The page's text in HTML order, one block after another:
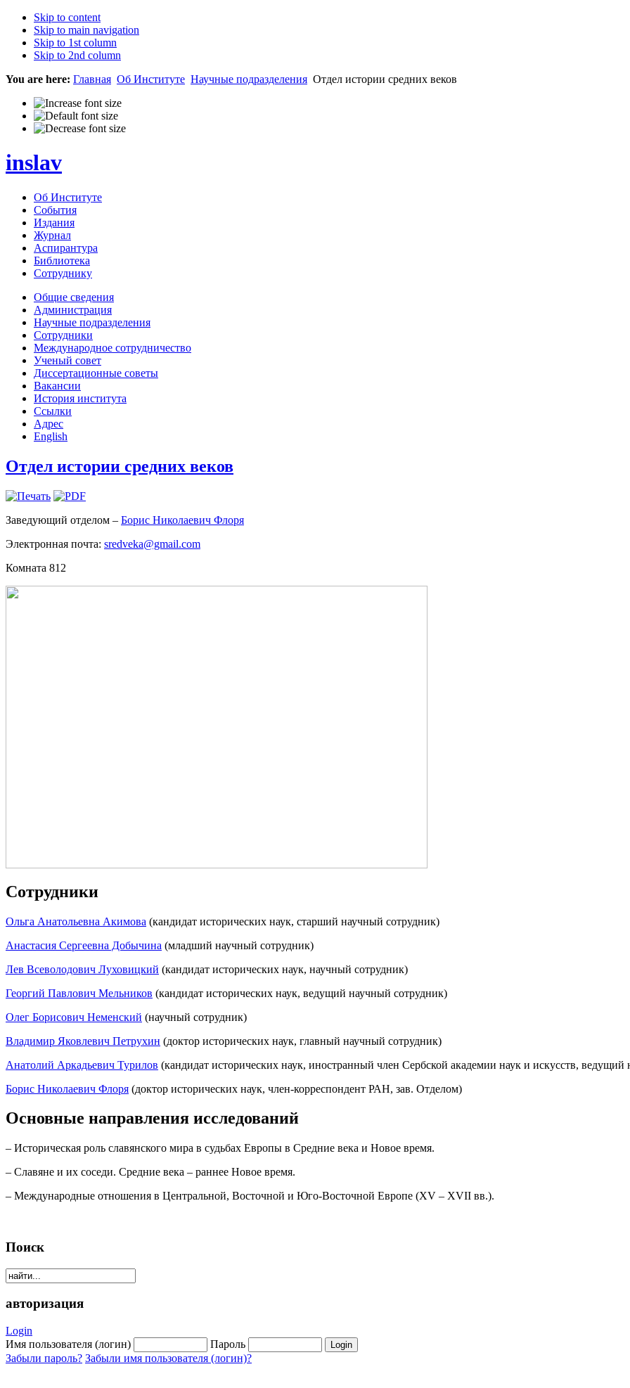
Skip to content
Skip to main navigation
Skip to 1st column
Skip to 2nd column
You are here: Главная Об Институте Научные подразделения Отдел истории средних веков
inslav
Об Институте
События
Издания
Журнал
Аспирантура
Библиотека
Сотруднику
Общие сведения
Администрация
Научные подразделения
Сотрудники
Международное сотрудничество
Ученый совет
Диссертационные советы
Вакансии
История института
Ссылки
Адрес
English
Отдел истории средних веков
Заведующий отделом – Борис Николаевич Флоря
Электронная почта: sredveka@gmail.com
Комната 812
Сотрудники
Ольга Анатольевна Акимова (кандидат исторических наук, старший научный сотрудник)
Анастасия Сергеевна Добычина (младший научный сотрудник)
Лев Всеволодович Луховицкий (кандидат исторических наук, научный сотрудник)
Георгий Павлович Мельников (кандидат исторических наук, ведущий научный сотрудник)
Олег Борисович Неменский (научный сотрудник)
Владимир Яковлевич Петрухин (доктор исторических наук, главный научный сотрудник)
Анатолий Аркадьевич Турилов (кандидат исторических наук, иностранный член Сербской академии наук и искусств, ведущий
Борис Николаевич Флоря (доктор исторических наук, член-корреспондент РАН, зав. Отделом)
Основные направления исследований
– Историческая роль славянского мира в судьбах Европы в Средние века и Новое время.
– Славяне и их соседи. Средние века – раннее Новое время.
– Международные отношения в Центральной, Восточной и Юго-Восточной Европе (XV – XVII вв.).
Поиск
авторизация
Login
Имя пользователя (логин)
Пароль
Забыли пароль? Забыли имя пользователя (логин)?